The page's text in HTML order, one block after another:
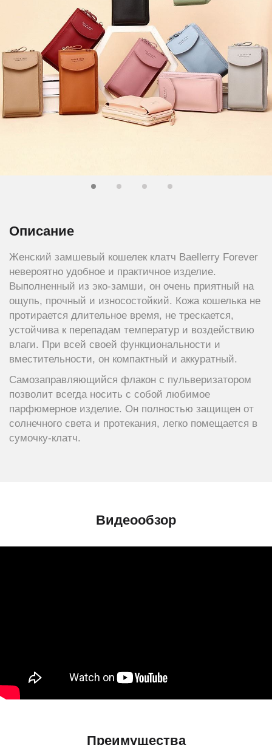
Описание
Женский замшевый кошелек клатч Baellerry Forever
невероятно удобное и практичное изделие.
Выполненный из эко-замши, он очень приятный на
ощупь, прочный и износостойкий. Кожа кошелька не
протирается длительное время, не трескается,
устойчива к перепадам температур и воздействию
влаги. При всей своей функциональности и
вместительности, он компактный и аккуратный.
Самозаправляющийся флакон с пульверизатором
позволит всегда носить с собой любимое
парфюмерное изделие. Он полностью защищен от
солнечного света и протекания, легко помещается в
сумочку-клатч.
Видеообзор
Преимущества